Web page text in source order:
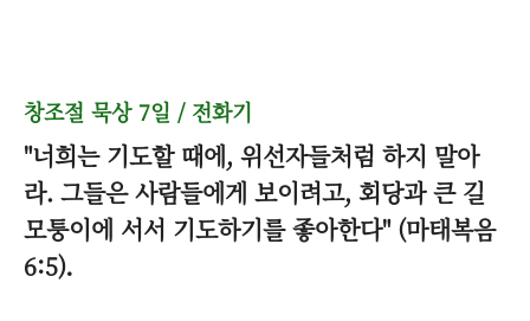
창조절 묵상 7일 / 전화기
"너희는 기도할 때에, 위선자들처럼 하지 말아
라. 그들은 사람들에게 보이려고, 회당과 큰 길
모퉁이에 서서 기도하기를 좋아한다" (마태복음
6:5).